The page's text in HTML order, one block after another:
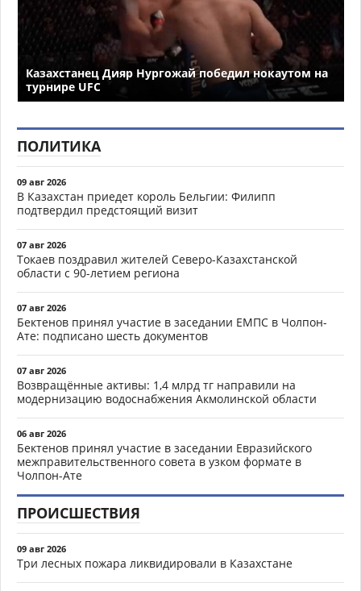
Казахстанец Дияр Нургожай победил нокаутом на
турнире UFC
ПОЛИТИКА
09 авг 2026
В Казахстан приедет король Бельгии: Филипп
подтвердил предстоящий визит
07 авг 2026
Токаев поздравил жителей Северо-Казахстанской
области с 90-летием региона
07 авг 2026
Бектенов принял участие в заседании ЕМПС в Чолпон-
Ате: подписано шесть документов
07 авг 2026
Возвращённые активы: 1,4 млрд тг направили на
модернизацию водоснабжения Акмолинской области
06 авг 2026
Бектенов принял участие в заседании Евразийского
межправительственного совета в узком формате в
Чолпон-Ате
ПРОИСШЕСТВИЯ
09 авг 2026
Три лесных пожара ликвидировали в Казахстане